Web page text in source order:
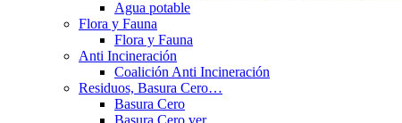
Agua potable
Flora y Fauna
Flora y Fauna
Anti Incineración
Coalición Anti Incineración
Residuos, Basura Cero…
Basura Cero
Basura Cero ver